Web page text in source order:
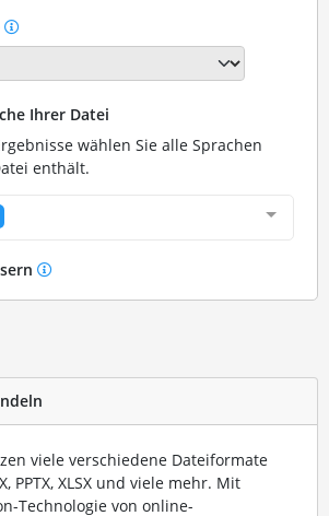
Ihrer Datei
wählen Sie alle Sprachen
enthält.
viele verschiedene Dateiformate
PPTX, XLSX und viele mehr. Mit
Technologie von online-